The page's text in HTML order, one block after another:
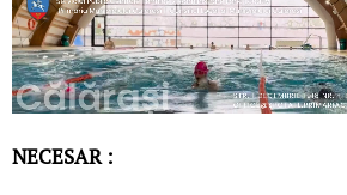
NECESAR :